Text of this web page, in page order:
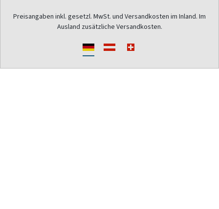
Preisangaben inkl. gesetzl. MwSt. und Versandkosten im Inland. Im
Ausland zusätzliche Versandkosten.